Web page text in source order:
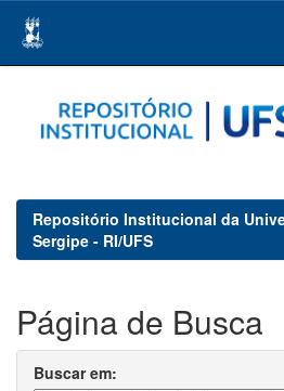
navigation
Repositório Institucional da
Sergipe - RI/UFS
Página de Busca
Buscar em: